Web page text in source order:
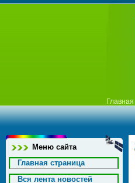
Главная
Меню сайта
Главная страница
Вся лента новостей